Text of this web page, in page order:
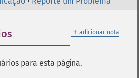
＋ adicionar nota
para esta página.